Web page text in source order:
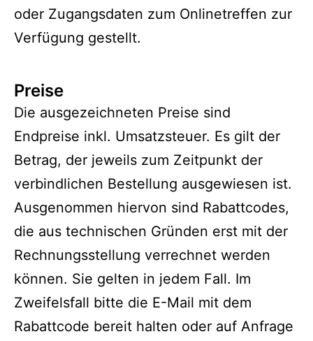
oder Zugangsdaten zum Onlinetreffen zur
Verfügung gestellt.
Preise
Die ausgezeichneten Preise sind
Endpreise inkl. Umsatzsteuer. Es gilt der
Betrag, der jeweils zum Zeitpunkt der
verbindlichen Bestellung ausgewiesen ist.
Ausgenommen hiervon sind Rabattcodes,
die aus technischen Gründen erst mit der
Rechnungsstellung verrechnet werden
können. Sie gelten in jedem Fall. Im
Zweifelsfall bitte die E-Mail mit dem
Rabattcode bereit halten oder auf Anfrage